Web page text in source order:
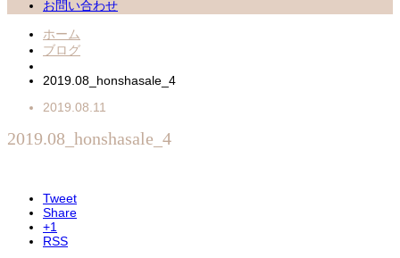
お問い合わせ
ホーム
ブログ
2019.08_honshasale_4
2019.08.11
2019.08_honshasale_4
Tweet
Share
+1
RSS